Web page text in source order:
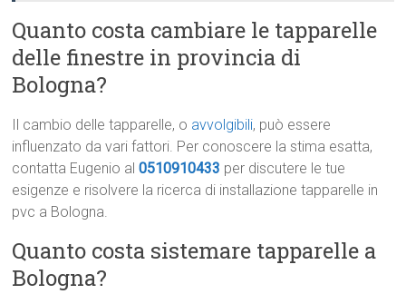
Quanto costa cambiare le tapparelle
delle finestre in provincia di
Bologna?
Il cambio delle tapparelle, o avvolgibili, può essere
influenzato da vari fattori. Per conoscere la stima esatta,
contatta Eugenio al0510910433 per discutere le tue
esigenze e risolvere la ricerca di installazione tapparelle in
pvc a Bologna.
Quanto costa sistemare tapparelle a
Bologna?